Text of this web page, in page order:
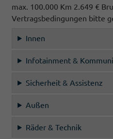
max. 100.000 Km 2.649 €
Vertragsbedingungen bitte
Innen
Infotainment &
Sicherheit & Assistenz
Außen
Räder & Technik